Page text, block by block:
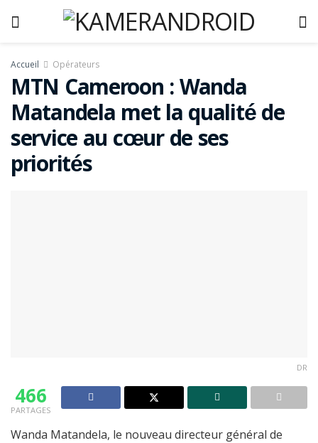
Accueil Opérateurs
MTN Cameroon : Wanda
Matandela met la qualité de
service au cœur de ses
priorités
DR
466
PARTAGES
Wanda Matandela, le nouveau directeur général de